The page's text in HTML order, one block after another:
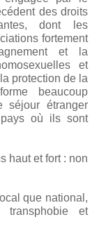
des droits
dont les
fortement
et la
et
protection de la
beaucoup
séjour étranger
où ils sont
haut et fort : non
que national,
et